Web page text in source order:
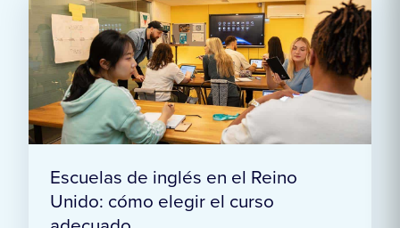
Escuelas de inglés en el Reino
Unido: cómo elegir el curso